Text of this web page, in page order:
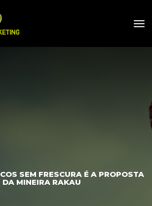
SEM FRESCURA É A PROPOSTA
DA MINEIRA RAKAU